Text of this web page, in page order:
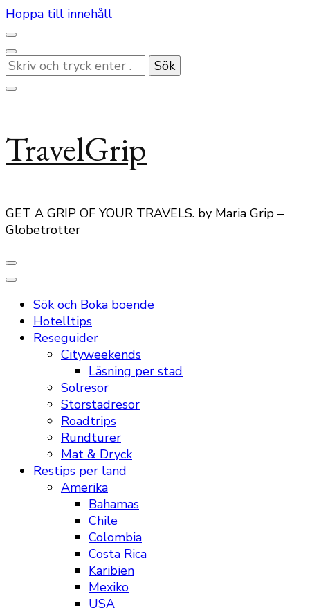
Hoppa till innehåll
Letar
du
efter
TravelGrip
GET A GRIP OF YOUR TRAVELS. by Maria Grip –
Globetrotter
Sök och Boka boende
Hotelltips
Reseguider
Cityweekends
Läsning per stad
Solresor
Storstadresor
Roadtrips
Rundturer
Mat & Dryck
Restips per land
Amerika
Bahamas
Chile
Colombia
Costa Rica
Karibien
Mexiko
USA